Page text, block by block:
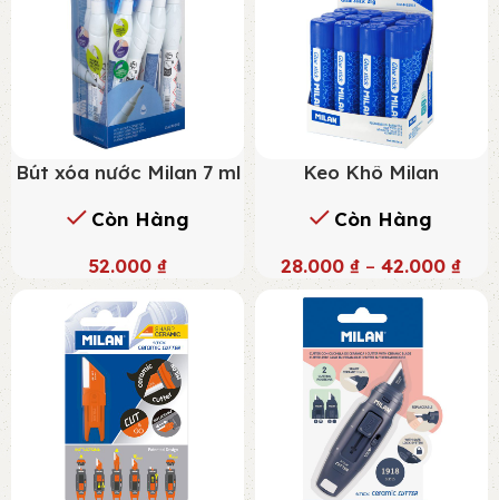
Bút xóa nước Milan 7 ml
Còn Hàng
52.000 ₫
Keo Khô Milan
Còn Hàng
28.000₫ –42.000₫